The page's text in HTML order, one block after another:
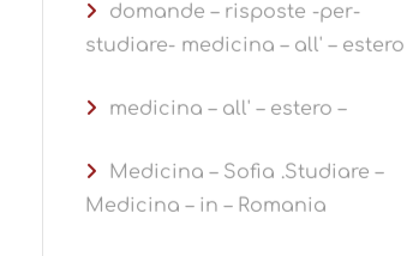
domande – risposte -per-
studiare- medicina – all' – estero
medicina – all' – estero –
Medicina – Sofia .Studiare –
Medicina – in – Romania